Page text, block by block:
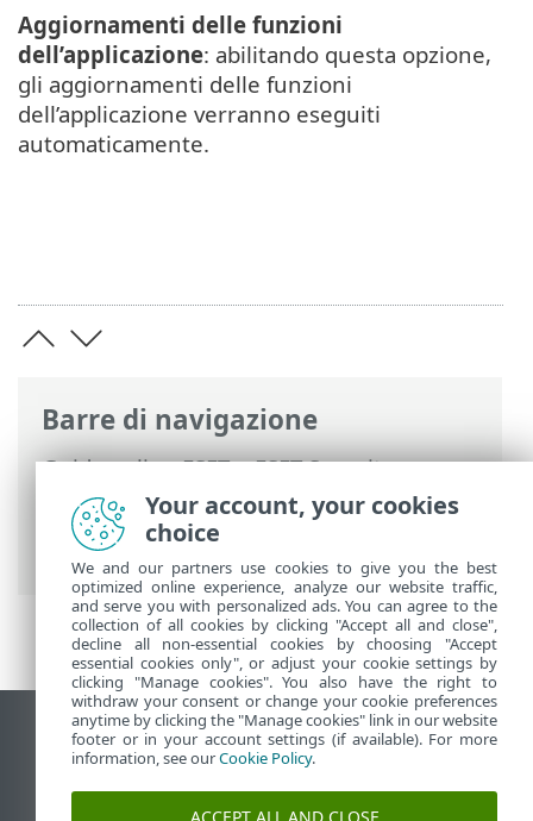
Barre di navigazione
Guida online ESET>ESET Security
Ultimate
>Configurazione avanzata>
Aggiornamenti> Aggiornamenti del
prodotto
Aggiornamenti delle funzioni
dell’applicazione: abilitando questa opzione,
gli aggiornamenti delle funzioni
dell’applicazione verranno eseguiti
automaticamente.
Visualizza sito desktop
End of Life
ESET Knowledge Base
Your account, your cookies
choice
We and our partners use cookies to give you the best
optimized online experience, analyze our website traffic,
and serve you with personalized ads. You can agree to the
collection of all cookies by clicking "Accept all and close",
decline all non-essential cookies by choosing "Accept
essential cookies only", or adjust your cookie settings by
clicking "Manage cookies". You also have the right to
withdraw your consent or change your cookie preferences
anytime by clicking the "Manage cookies" link in our website
footer or in your account settings (if available). For more
information, see ourCookie Policy.